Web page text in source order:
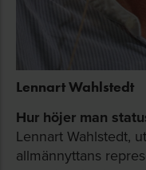
Lennart Wahlstedt
Hur höjer man
Lennart Wahlstedt,
allmännyttans